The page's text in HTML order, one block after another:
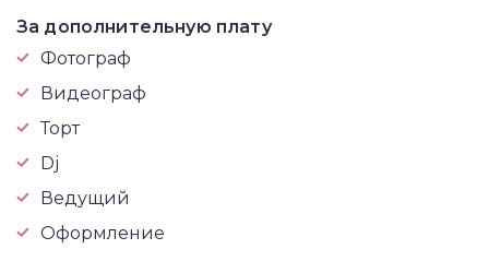
За дополнительную плату
Фотограф
Видеограф
Торт
Dj
Ведущий
Оформление